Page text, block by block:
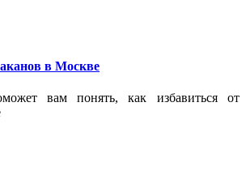
в Москве
вам понять, как избавиться от